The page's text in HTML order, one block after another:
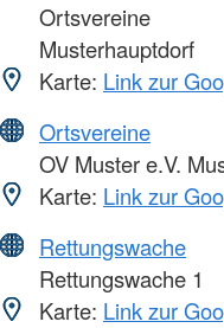
Ortsvereine
Musterhauptdorf
Karte: Link zur
Ortsvereine
OV Muster e.V.
Karte: Link zur
Rettungswache
Rettungswache 1
Karte: Link zur